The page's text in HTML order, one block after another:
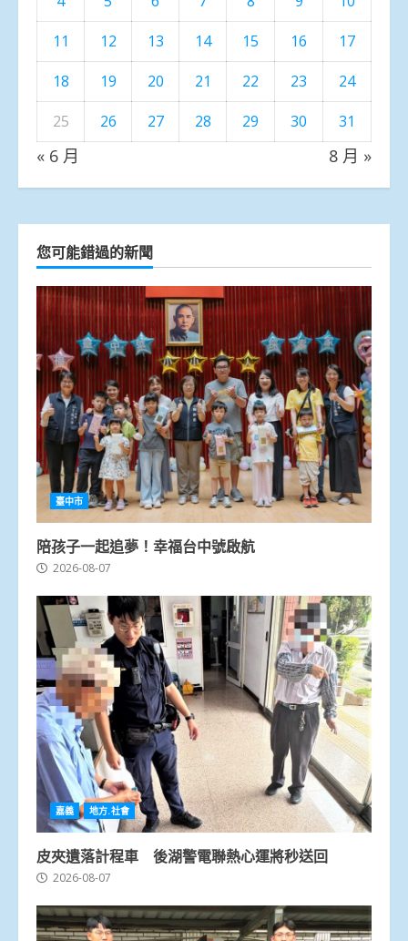
11
12 13 14 15 16
17
18
19 20 21 22 23
24
25
26 27 28 29 30 31
« 6 月 8 月 »
您可能錯過的新聞
臺中市
陪孩子一起追夢！幸福台中號啟航
2026-08-07
嘉義 地方.社會
皮夾遺落計程車 後湖警電聯熱心運將秒送回
2026-08-07